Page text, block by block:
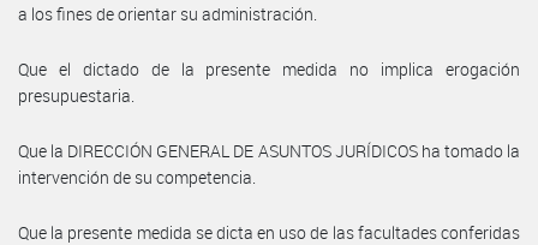
a los fines de orientar su administración.
Que el dictado de la presente medida no implica erogación
presupuestaria.
Que la DIRECCIÓN GENERAL DE ASUNTOS JURÍDICOS ha tomado la
intervención de su competencia.
Que la presente medida se dicta en uso de las facultades conferidas